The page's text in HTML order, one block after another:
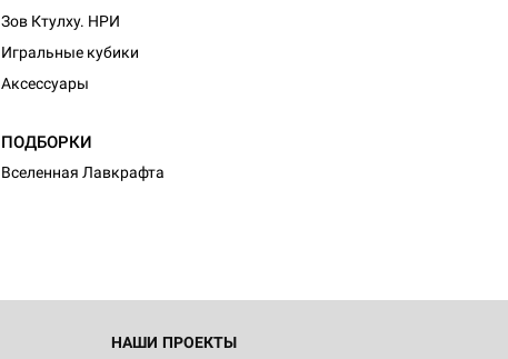
Зов Ктулху. НРИ
Игральные кубики
Аксессуары
ПОДБОРКИ
Вселенная Лавкрафта
НАШИ ПРОЕКТЫ